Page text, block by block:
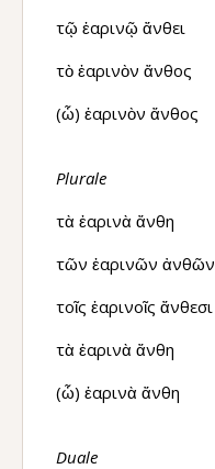
τῷ ἐαρινῷ ἄνθει
τὸ ἐαρινὸν ἄνθος
(ὦ) ἐαρινὸν ἄνθος
Plurale
τὰ ἐαρινὰ ἄνθη
τῶν ἐαρινῶν ἀνθῶν
τοῖς ἐαρινοῖς ἄνθεσι
τὰ ἐαρινὰ ἄνθη
(ὦ) ἐαρινὰ ἄνθη
Duale